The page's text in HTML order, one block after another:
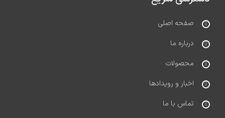
صفحه اصلی
درباره ما
محصولات
اخبار و رویدادها
تماس با ما